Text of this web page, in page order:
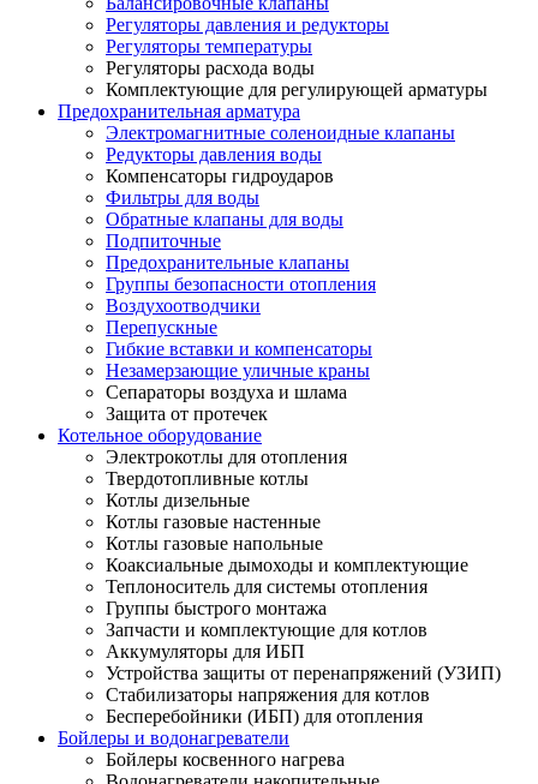
Регуляторы давления и редукторы
Регуляторы температуры
Регуляторы расхода воды
Комплектующие для регулирующей арматуры
Предохранительная арматура
Электромагнитные соленоидные клапаны
Редукторы давления воды
Компенсаторы гидроударов
Фильтры для воды
Обратные клапаны для воды
Подпиточные
Предохранительные клапаны
Группы безопасности отопления
Воздухоотводчики
Перепускные
Гибкие вставки и компенсаторы
Незамерзающие уличные краны
Сепараторы воздуха и шлама
Защита от протечек
Котельное оборудование
Электрокотлы для отопления
Твердотопливные котлы
Котлы дизельные
Котлы газовые настенные
Котлы газовые напольные
Коаксиальные дымоходы и комплектующие
Теплоноситель для системы отопления
Группы быстрого монтажа
Запчасти и комплектующие для котлов
Аккумуляторы для ИБП
Устройства защиты от перенапряжений (УЗИП)
Стабилизаторы напряжения для котлов
Бесперебойники (ИБП) для отопления
Бойлеры и водонагреватели
Бойлеры косвенного нагрева